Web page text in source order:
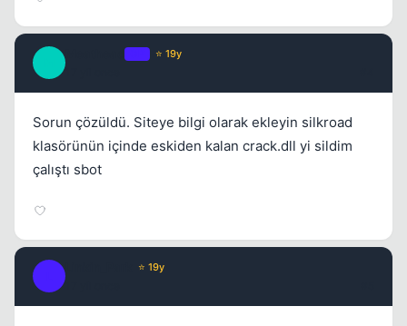
⭐ 19y
Sorun çözüldü. Siteye bilgi olarak ekleyin silkroad
klasörünün içinde eskiden kalan crack.dll yi sildim
çalıştı sbot
⭐ 19y